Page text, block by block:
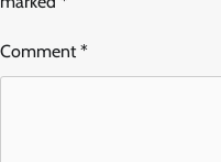
Comment*